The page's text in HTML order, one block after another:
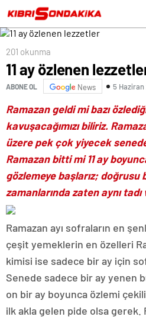
201 okunma
11 ay özlenen
ABONE OL News 5
Ramazan geldi mi bazı
kavuşacağımızı biliriz.
üzere pek çok yiyecek
Ramazan bitti mi 11 ay
gözlemeye başlarız; doğrusu
zamanlarında zaten aynı tadı
Ramazan ayı sofraların en
çeşit yemeklerin en özelleri
kimisi ise sadece bir ay için
Senede sadece bir ay yenen
on bir ay boyunca özlemi
ilk akla gelen pide olsa gerek.